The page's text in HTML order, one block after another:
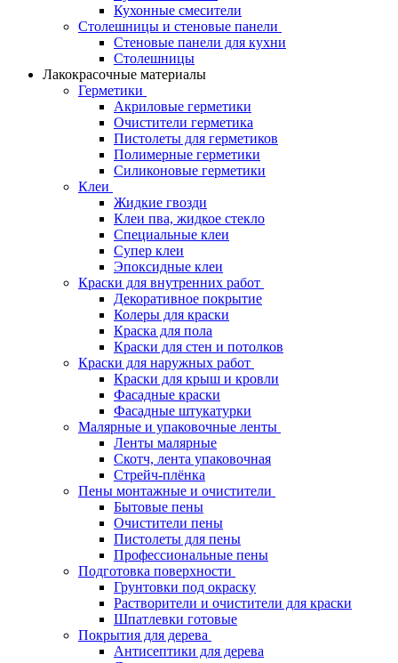
Кухонные смесители
Столешницы и стеновые панели
Стеновые панели для кухни
Столешницы
Лакокрасочные материалы
Герметики
Акриловые герметики
Очистители герметика
Пистолеты для герметиков
Полимерные герметики
Силиконовые герметики
Клеи
Жидкие гвозди
Клеи пва, жидкое стекло
Специальные клеи
Супер клеи
Эпоксидные клеи
Краски для внутренних работ
Декоративное покрытие
Колеры для краски
Краска для пола
Краски для стен и потолков
Краски для наружных работ
Краски для крыш и кровли
Фасадные краски
Фасадные штукатурки
Малярные и упаковочные ленты
Ленты малярные
Скотч, лента упаковочная
Стрейч-плёнка
Пены монтажные и очистители
Бытовые пены
Очистители пены
Пистолеты для пены
Профессиональные пены
Подготовка поверхности
Грунтовки под окраску
Растворители и очистители для краски
Шпатлевки готовые
Покрытия для дерева
Антисептики для дерева